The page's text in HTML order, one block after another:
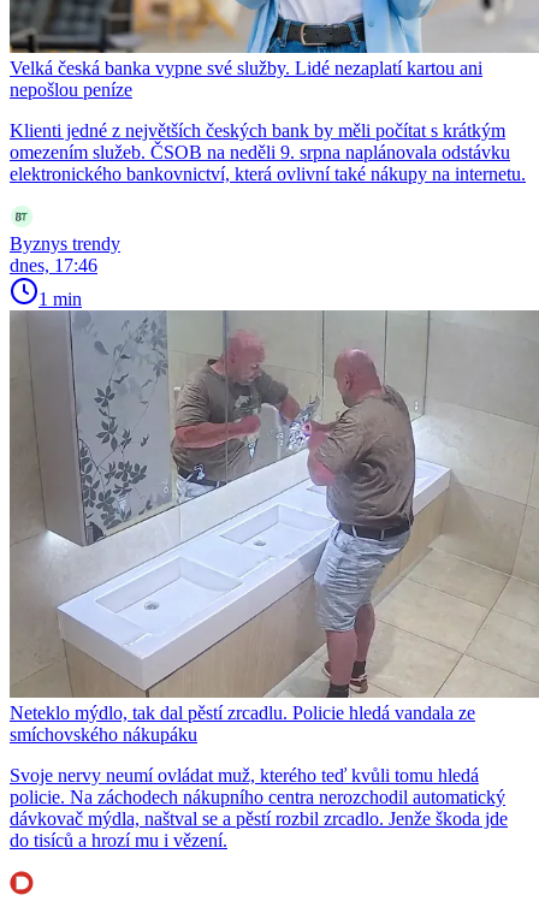
Velká česká banka vypne své služby. Lidé nezaplatí kartou ani
nepošlou peníze
Klienti jedné z největších českých bank by měli počítat s krátkým
omezením služeb. ČSOB na neděli 9. srpna naplánovala odstávku
elektronického bankovnictví, která ovlivní také nákupy na internetu.
Byznys trendy
dnes, 17:46
1 min
Neteklo mýdlo, tak dal pěstí zrcadlu. Policie hledá vandala ze
smíchovského nákupáku
Svoje nervy neumí ovládat muž, kterého teď kvůli tomu hledá
policie. Na záchodech nákupního centra nerozchodil automatický
dávkovač mýdla, naštval se a pěstí rozbil zrcadlo. Jenže škoda jde
do tisíců a hrozí mu i vězení.